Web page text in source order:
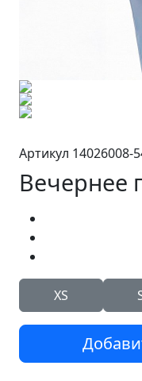
Артикул 14026008-
Вечернее
XS